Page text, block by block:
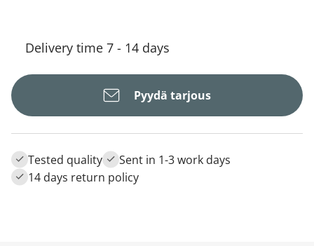
Delivery time 7 - 14 days
Pyydä tarjous
Tested quality
Sent in 1-3 work days
14 days return policy